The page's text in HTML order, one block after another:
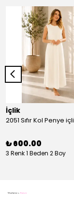
İçlik
₺ 600.00
3 Renk 1 Beden 2 Boy